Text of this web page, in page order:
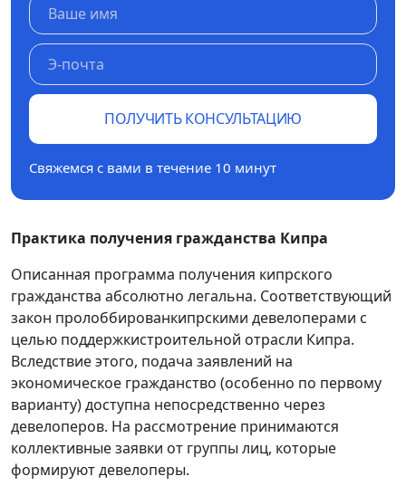
ПОЛУЧИТЬ КОНСУЛЬТАЦИЮ
Свяжемся с вами в течение 10 минут
Практика получения гражданства Кипра
Описанная программа получения кипрского
гражданства абсолютно легальна. Соответствующий
закон пролоббированкипрскими девелоперами с
целью поддержкистроительной отрасли Кипра.
Вследствие этого, подача заявлений на
экономическое гражданство (особенно по первому
варианту) доступна непосредственно через
девелоперов. На рассмотрение принимаются
коллективные заявки от группы лиц, которые
формируют девелоперы.